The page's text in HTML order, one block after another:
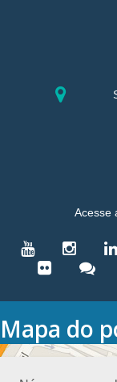
Acesse
Mapa do
HOME